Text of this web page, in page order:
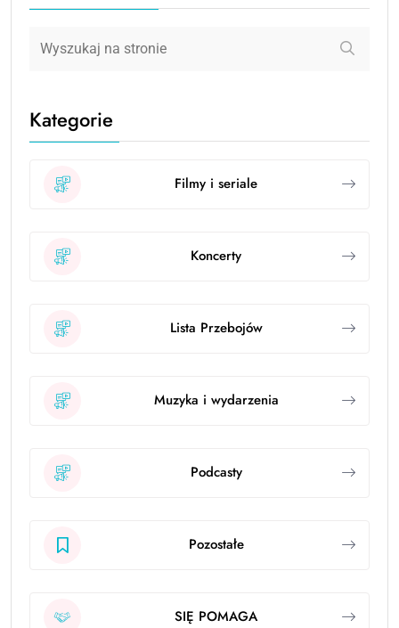
Kategorie
Filmy i seriale
Koncerty
Lista Przebojów
Muzyka i wydarzenia
Podcasty
Pozostałe
SIĘ POMAGA